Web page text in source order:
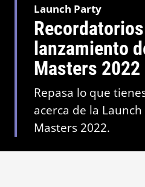
Launch Party
lanzamiento
Masters 2022
Repasa lo que
acerca de la
Masters 2022.